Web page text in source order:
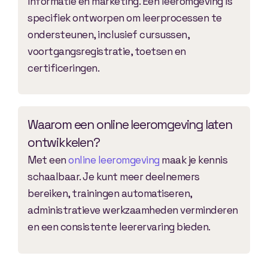
specifiek ontworpen om leerprocessen te
ondersteunen, inclusief cursussen,
voortgangsregistratie, toetsen en
certificeringen.
Waarom een online leeromgeving laten
ontwikkelen?
Met eenonline leeromgeving maak je kennis
schaalbaar. Je kunt meer deelnemers
bereiken, trainingen automatiseren,
administratieve werkzaamheden verminderen
en een consistente leerervaring bieden.